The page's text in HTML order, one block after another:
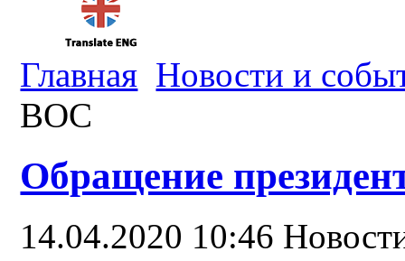
Главная Новости и
ВОС
Обращение
14.04.2020 10:46